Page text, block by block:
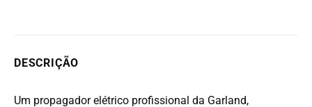
DESCRIÇÃO
Um propagador elétrico profissional da Garland,